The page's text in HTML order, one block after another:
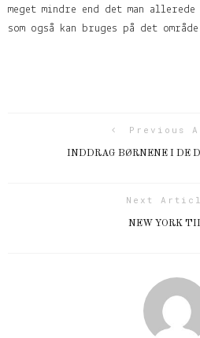
meget mindre end det man
som også kan bruges på det
Previous
INDDRAG BØRNENE I DE
Next
NEW YORK